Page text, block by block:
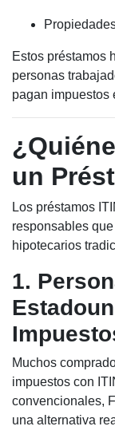
Estos préstamos
personas
pagan impuestos
un
Los préstamos
responsables
hipotecarios
1.
Muchos
impuestos con
convencionales,
una alternativa